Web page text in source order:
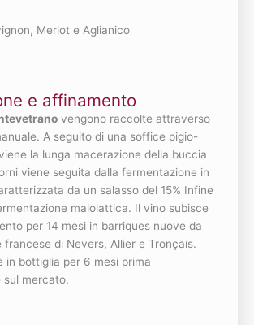
Merlot e Aglianico
e affinamento
vengono raccolte attraverso
A seguito di una soffice pigio-
la lunga macerazione della buccia
viene seguita dalla fermentazione in
da un salasso del 15% Infine
malolattica. Il vino subisce
per 14 mesi in barriques nuove da
francese di Nevers, Allier e Tronçais.
in bottiglia per 6 mesi prima
sul mercato.